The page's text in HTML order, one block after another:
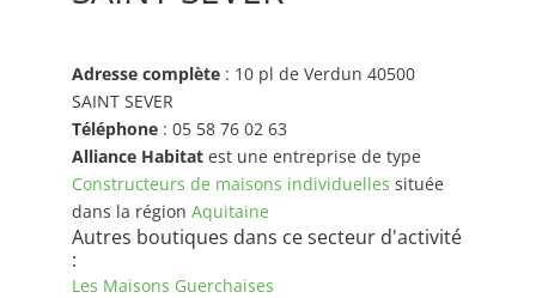
Adresse complète: 10 pl de Verdun 40500
SAINT SEVER
Téléphone: 05 58 76 02 63
Alliance Habitatest une entreprise de type
Constructeurs de maisons individuelles située
dans la région Aquitaine
Autres boutiques dans ce secteur d'activité
:
Les Maisons Guerchaises